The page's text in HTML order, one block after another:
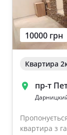
10000 грн
Квартира
пр-т
квартира з